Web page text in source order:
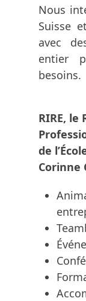
Nous
Suisse
avec
entier
besoins.
RIRE,
de
Corinne